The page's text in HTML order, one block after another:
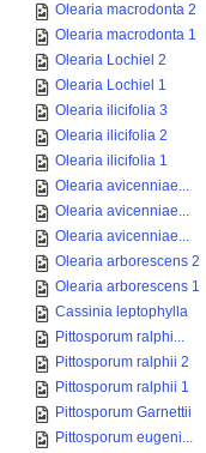
Olearia macrodonta 2
Olearia macrodonta 1
Olearia Lochiel 2
Olearia Lochiel 1
Olearia ilicifolia 3
Olearia ilicifolia 2
Olearia ilicifolia 1
Olearia avicenniae...
Olearia avicenniae...
Olearia avicenniae...
Olearia arborescens 2
Olearia arborescens 1
Cassinia leptophylla
Pittosporum ralphi...
Pittosporum ralphii 2
Pittosporum ralphii 1
Pittosporum Garnettii
Pittosporum eugeni...